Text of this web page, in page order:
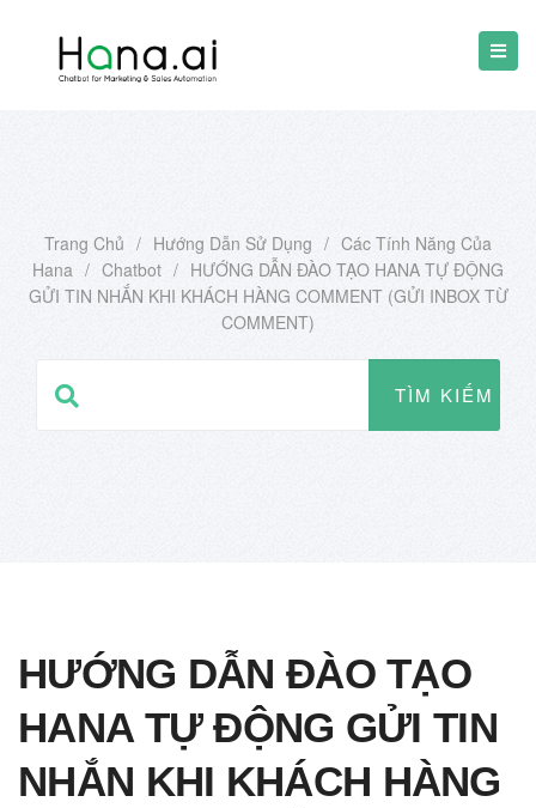
Trang Chủ / Hướng Dẫn Sử Dụng / Các Tính Năng Của
Hana / Chatbot / HƯỚNG DẪN ĐÀO TẠO HANA TỰ ĐỘNG
GỬI TIN NHẮN KHI KHÁCH HÀNG COMMENT (GỬI INBOX TỪ
COMMENT)
HƯỚNG DẪN ĐÀO TẠO
HANA TỰ ĐỘNG GỬI TIN
NHẮN KHI KHÁCH HÀNG